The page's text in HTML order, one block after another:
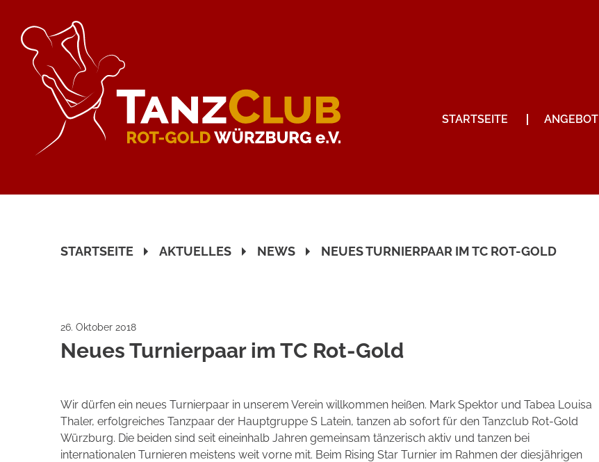
STARTSEITE ANGEBOT
STARTSEITE AKTUELLES NEWS NEUES TURNIERPAAR IM TC ROT-GOLD
26. Oktober 2018
Neues Turnierpaar im TC Rot-Gold
Wir dürfen ein neues Turnierpaar in unserem Verein willkommen heißen. Mark Spektor und Tabea Louisa
Thaler, erfolgreiches Tanzpaar der Hauptgruppe S Latein, tanzen ab sofort für den Tanzclub Rot-Gold
Würzburg. Die beiden sind seit eineinhalb Jahren gemeinsam tänzerisch aktiv und tanzen bei
internationalen Turnieren meistens weit vorne mit. Beim Rising Star Turnier im Rahmen der diesjährigen